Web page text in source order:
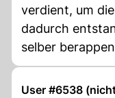
verdient, um
dadurch
selber
sich heute für
gute Vorbilder
User #6538